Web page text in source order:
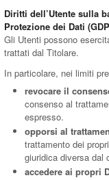
Diritti dell’Utente sulla
Protezione dei Dati
Gli Utenti possono
trattati dal Titolare.
In particolare, nei limiti
revocare il
consenso al
espresso.
opporsi al
trattamento dei
giuridica diversa dal
accedere ai propri